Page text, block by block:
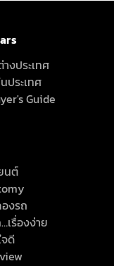
งประเทศ
ประเทศ
Guide
นต์
งรถ
เรื่องง่าย
ดี